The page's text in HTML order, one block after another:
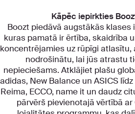
Atklājiet mūsu
Kāpēc iepirkties
Boozt piedāvā augstākās klases
kuras pamatā ir ērtība, skaidrība
koncentrējamies uz rūpīgi
nodrošinātu, lai jūs atrastu
nepieciešams. Atklājiet plašu
adidas, New Balance un ASICS līdz
Reima, ECCO, name it un daudz
pārvērš pievienotajā vērtībā ar